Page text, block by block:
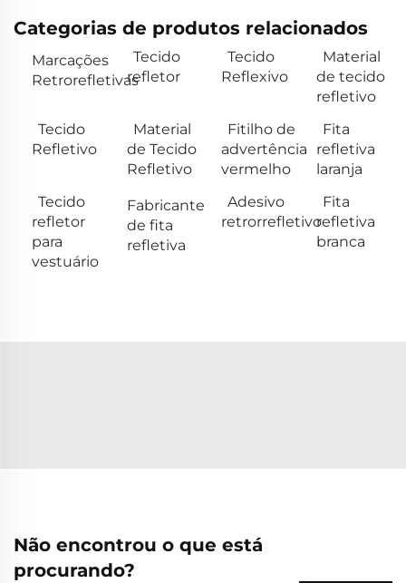
Categorias de produtos relacionados
Marcações
Retrorefletivas
Tecido
refletor
Tecido
Reflexivo
Material
de tecido
refletivo
Tecido
Refletivo
Material
de Tecido
Refletivo
Fitilho de
advertência
vermelho
Fita
refletiva
laranja
Tecido
refletor
para
vestuário
Fabricante
de fita
refletiva
Adesivo
retrorrefletivo
Fita
refletiva
branca
Não encontrou o que está
procurando?